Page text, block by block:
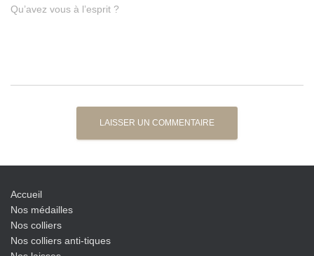
Qu’avez vous à l’esprit ?
Accueil
Nos médailles
Nos colliers
Nos colliers anti-tiques